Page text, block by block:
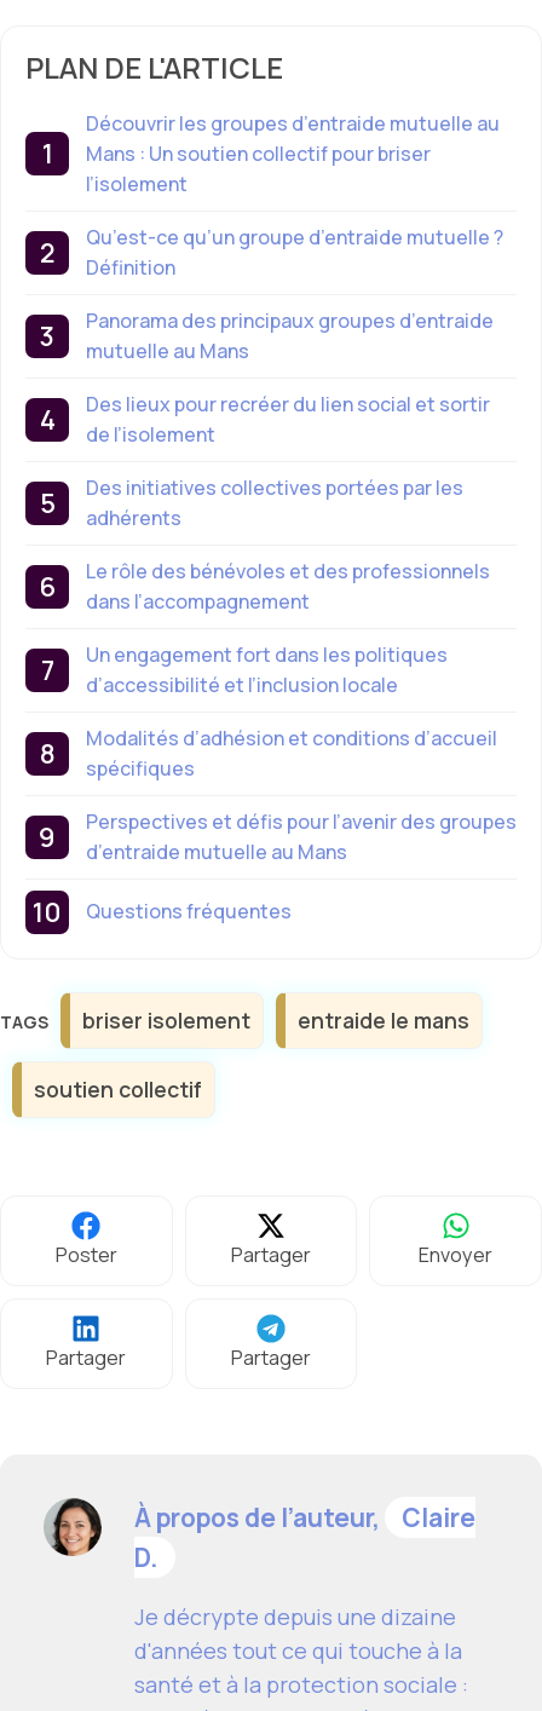
PLAN DE L'ARTICLE
Découvrir les groupes d’entraide mutuelle au
Mans : Un soutien collectif pour briser
l’isolement
Qu’est-ce qu’un groupe d’entraide mutuelle ?
Définition
Panorama des principaux groupes d’entraide
mutuelle au Mans
Des lieux pour recréer du lien social et sortir
de l’isolement
Des initiatives collectives portées par les
adhérents
Le rôle des bénévoles et des professionnels
dans l’accompagnement
Un engagement fort dans les politiques
d’accessibilité et l’inclusion locale
Modalités d’adhésion et conditions d’accueil
spécifiques
Perspectives et défis pour l’avenir des groupes
d’entraide mutuelle au Mans
Questions fréquentes
Étiquettes
briser isolement entraide le mans
soutien collectif
Poster Partager Envoyer
Partager Partager
À propos de l’auteur,
Claire
D.
Je décrypte depuis une dizaine
d'années tout ce qui touche à la
santé et à la protection sociale :